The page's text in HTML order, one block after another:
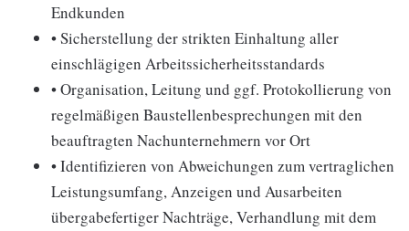
Endkunden
• Sicherstellung der strikten Einhaltung aller
einschlägigen Arbeitssicherheitsstandards
• Organisation, Leitung und ggf. Protokollierung von
regelmäßigen Baustellenbesprechungen mit den
beauftragten Nachunternehmern vor Ort
• Identifizieren von Abweichungen zum vertraglichen
Leistungsumfang, Anzeigen und Ausarbeiten
übergabefertiger Nachträge, Verhandlung mit dem